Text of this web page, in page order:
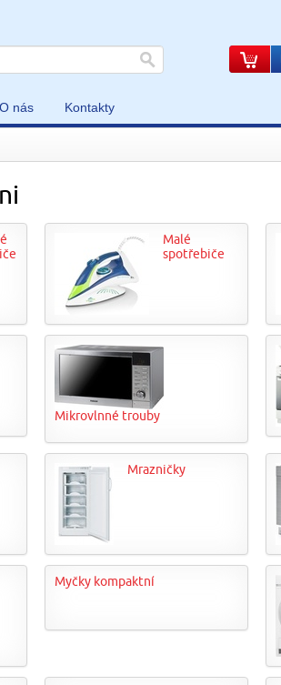
O nás Kontakty
Malé
spotřebiče
Mikrovlnné trouby
Mrazničky
Myčky kompaktní